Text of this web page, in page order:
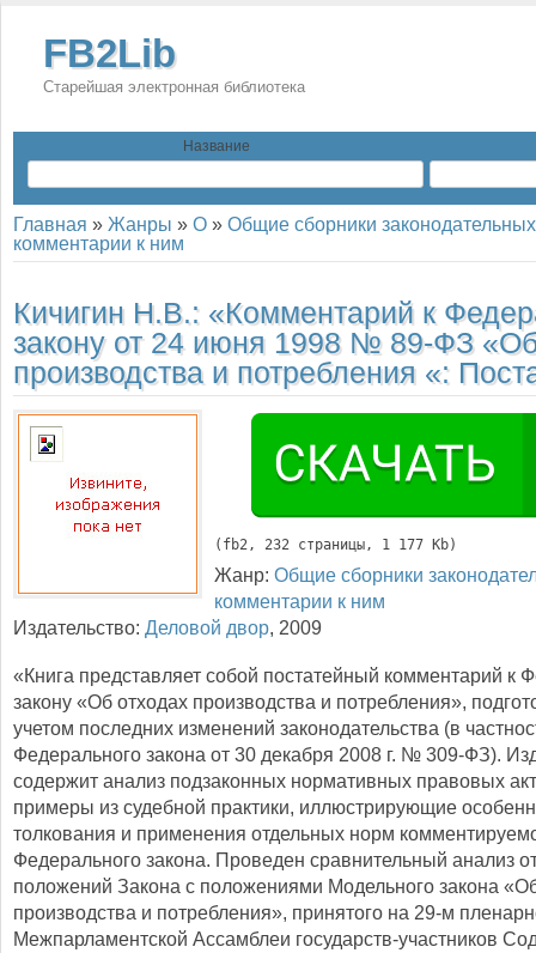
FB2Lib
Старейшая электронная библиотека
Название
Главная » Жанры » О » Общие сборники
комментарии к ним
Кичигин Н.В.: «Комментарий к
закону от 24 июня 1998 № 89-ФЗ
производства и потребления «:
( fb2, 232 страницы, 1 177 Kb)
Жанр: Общие сборники
комментарии к ним
Издательство: Деловой двор, 2009
«Книга представляет собой постатейный комментарий к
закону «Об отходах производства и потребления»,
учетом последних изменений законодательства (в
Федерального закона от 30 декабря 2008 г. № 309-ФЗ).
содержит анализ подзаконных нормативных правовых
примеры из судебной практики, иллюстрирующие
толкования и применения отдельных норм
Федерального закона. Проведен сравнительный анализ
положений Закона с положениями Модельного закона
производства и потребления», принятого на 29-м
Межпарламентской Ассамблеи государств-участников